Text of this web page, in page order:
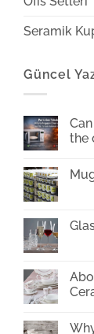
Seramik
Güncel
the
on
go
Mug
Cup
Glass
Cup
on